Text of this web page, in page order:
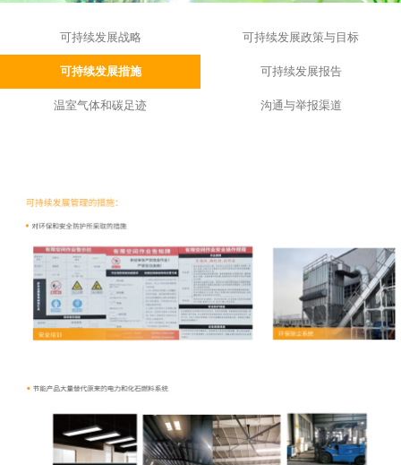
可持续发展战略 可持续发展政策与目标
可持续发展措施 可持续发展报告
温室气体和碳足迹 沟通与举报渠道